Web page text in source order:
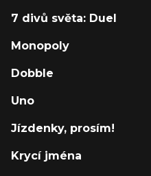
7 divů světa: Duel
Monopoly
Dobble
Uno
Jízdenky, prosím!
Krycí jména